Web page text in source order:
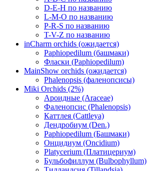
D-E-H по названию
L-M-O по названию
P-R-S по названию
T-V-Z по названию
inCharm orchids (ожидается)
Paphiopedilum (башмаки)
Фласки (Paphiopedilum)
MainShow orchids (ожидается)
Phalenopsis (фаленопсисы)
Miki Orchids (2%)
Ароидные (Araceae)
Фаленопсис (Phalenopsis)
Каттлея (Cattleya)
Дендробиум (Den.)
Paphiopedilum (Башмаки)
Онцидиум (Oncidium)
Platycerium (Платицериум)
Бульбофиллум (Bulbophyllum)